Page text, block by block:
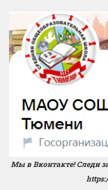
Мы в Вконтакте! Следи